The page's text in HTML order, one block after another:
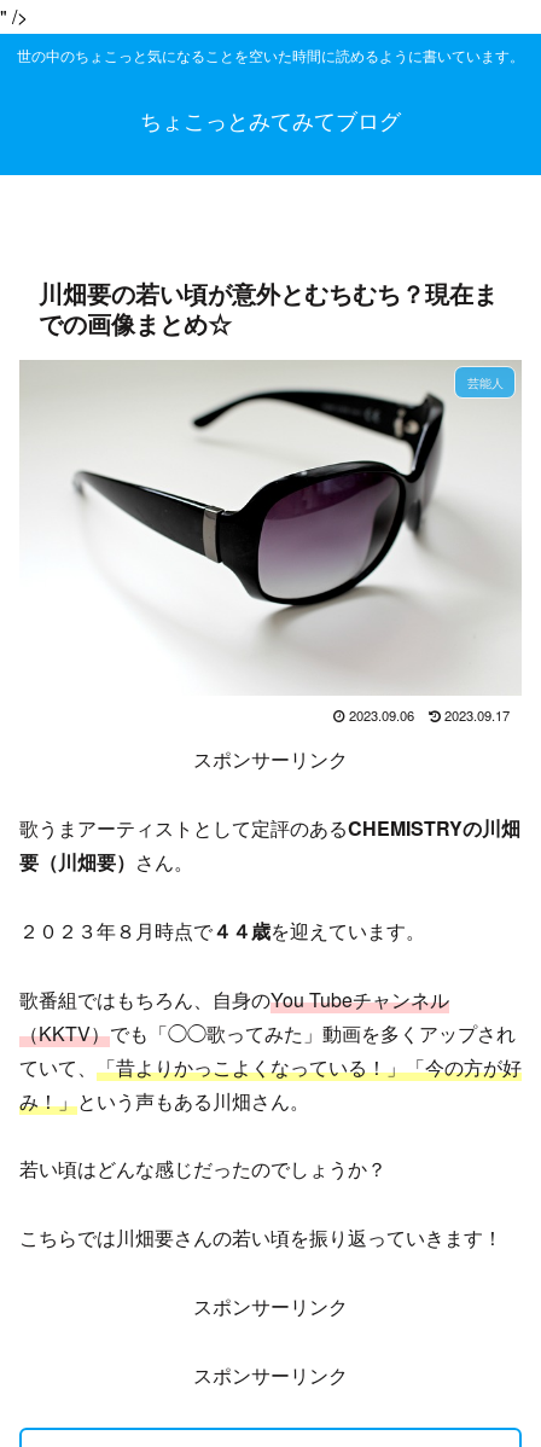
" />
世の中のちょこっと気になることを空いた時間に読めるように書いています。
ちょこっとみてみてブログ
川畑要の若い頃が意外とむちむち？現在ま
での画像まとめ☆
芸能人
2023.09.06 2023.09.17
スポンサーリンク
歌うまアーティストとして定評のあるCHEMISTRYの川畑
要（川畑要） さん。
２０２３年８月時点で４４歳を迎えています。
歌番組ではもちろん、自身のYou Tubeチャンネル
（KKTV）でも「◯◯歌ってみた」動画を多くアップされ
ていて、 「昔よりかっこよくなっている！」「今の方が好
み！」という声もある川畑さん。
若い頃はどんな感じだったのでしょうか？
こちらでは川畑要さんの若い頃を振り返っていきます！
スポンサーリンク
スポンサーリンク